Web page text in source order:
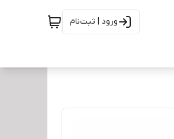
ورود | ثبت‌نام